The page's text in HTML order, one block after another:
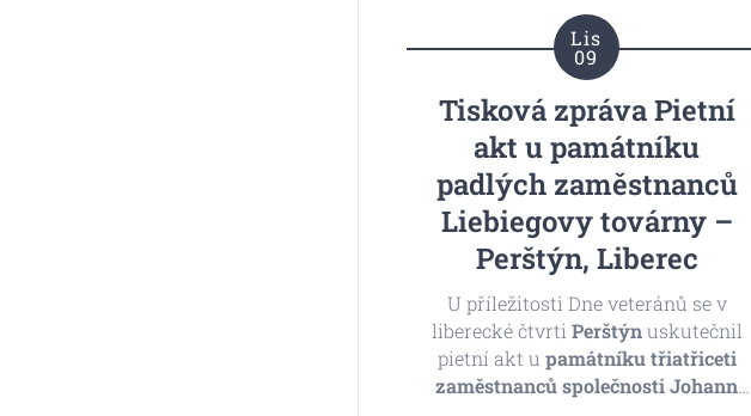
Lis
09
Tisková zpráva Pietní
akt u památníku
padlých zaměstnanců
Liebiegovy továrny –
Perštýn, Liberec
U příležitosti Dne veteránů se v
liberecké čtvrti Perštýnuskutečnil
pietní akt u památníku třiatřiceti
zaměstnanců společnosti Johann